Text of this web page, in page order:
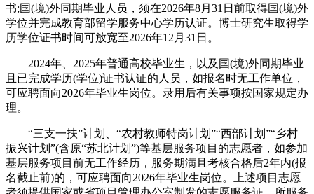
书;国(境)外同期毕业人员，须在2026年8月31日前取得国(境)外
学位并完成教育部留学服务中心学历认证。博士研究生取得学
历学位证书时间可放宽至2026年12月31日。
2024年、2025年普通高校毕业生，以及国(境)外同期毕业
且已完成学历(学位)证书认证的人员，如报名时无工作单位，
可应聘面向2026年毕业生岗位。录用后有关事项按国家规定办
理。
“三支一扶”计划、“农村教师特岗计划”“西部计划”“乡村
振兴计划”(含原“苏北计划”)等基层服务项目的志愿者，如参加
基层服务项目前无工作经历，服务期满且考核合格后2年内(报
名截止前)的，可应聘面向2026年毕业生岗位。上述项目志愿